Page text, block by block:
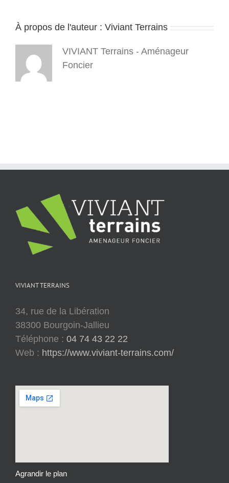
À propos de l'auteur : Viviant Terrains
VIVIANT Terrains - Aménageur
Foncier
VIVIANT TERRAINS
34, rue de la Libération
38300 Bourgoin-Jallieu
Téléphone : 04 74 43 22 22
Web : https://www.viviant-terrains.com/
Agrandir le plan